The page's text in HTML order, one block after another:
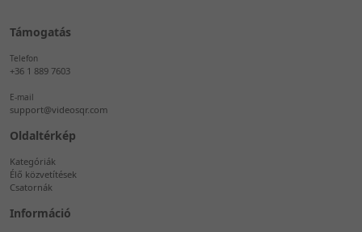
Támogatás
Telefon
+36 1 889 7603
E-mail
support@videosqr.com
Oldaltérkép
Kategóriák
Élő közvetítések
Csatornák
Információ